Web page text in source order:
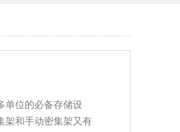
单位的必备存储设
架和手动密集架又有